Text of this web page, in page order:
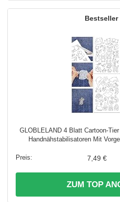
GLOBLELAND 4 Blatt Cartoon-
Handnähstabilisatoren Mit
7,49 €
ZUM TOP